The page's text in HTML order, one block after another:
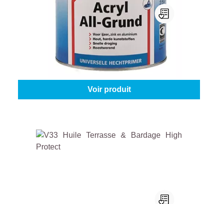
Südwest Acryl All-Grund U51
Couleur (All-Gründ): 9110 - Blanc| Contenu: 375 ml
À partir de18,95 €
Voir produit